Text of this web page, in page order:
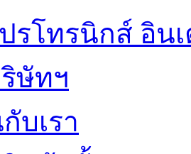
รโทรนิกส์ อิน
ษัทฯ
บเรา